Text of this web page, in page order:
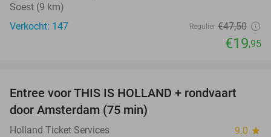
Soest (9 km)
Verkocht: 147
Regulier €47,50
€19,95
14%
Entree voor THIS IS HOLLAND + rondvaart
door Amsterdam (75 min)
Holland Ticket Services 9.0 star